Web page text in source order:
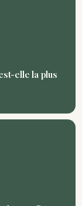
elle la plus